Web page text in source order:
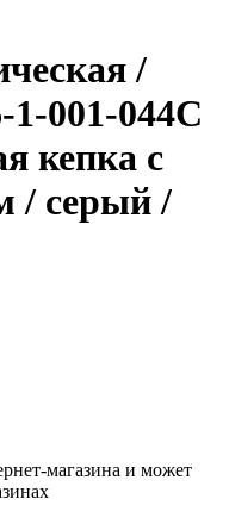
/
1-001-044C
кепка с
/ серый /
магазина и может